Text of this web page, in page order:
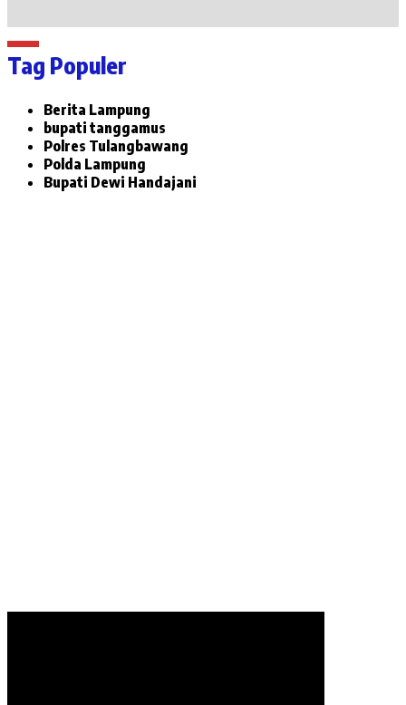
Tag Populer
Berita Lampung
bupati tanggamus
Polres Tulangbawang
Polda Lampung
Bupati Dewi Handajani